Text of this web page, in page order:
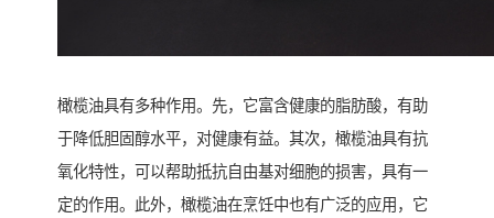
橄榄油具有多种作用。先，它富含健康的脂肪酸，有助
于降低胆固醇水平，对健康有益。其次，橄榄油具有抗
氧化特性，可以帮助抵抗自由基对细胞的损害，具有一
定的作用。此外，橄榄油在烹饪中也有广泛的应用，它